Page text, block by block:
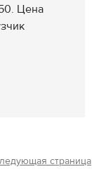
Цена
страница